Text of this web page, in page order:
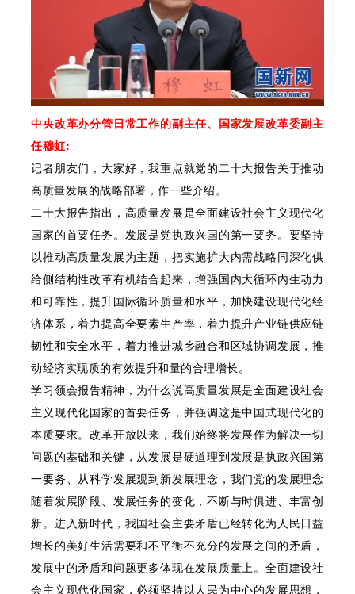
中央改革办分管日常工作的副主任、国家发展改革委副主
任穆虹:
记者朋友们，大家好，我重点就党的二十大报告关于推动
高质量发展的战略部署，作一些介绍。
二十大报告指出，高质量发展是全面建设社会主义现代化
国家的首要任务。发展是党执政兴国的第一要务。要坚持
以推动高质量发展为主题，把实施扩大内需战略同深化供
给侧结构性改革有机结合起来，增强国内大循环内生动力
和可靠性，提升国际循环质量和水平，加快建设现代化经
济体系，着力提高全要素生产率，着力提升产业链供应链
韧性和安全水平，着力推进城乡融合和区域协调发展，推
动经济实现质的有效提升和量的合理增长。
学习领会报告精神，为什么说高质量发展是全面建设社会
主义现代化国家的首要任务，并强调这是中国式现代化的
本质要求。改革开放以来，我们始终将发展作为解决一切
问题的基础和关键，从发展是硬道理到发展是执政兴国第
一要务、从科学发展观到新发展理念，我们党的发展理念
随着发展阶段、发展任务的变化，不断与时俱进、丰富创
新。进入新时代，我国社会主要矛盾已经转化为人民日益
增长的美好生活需要和不平衡不充分的发展之间的矛盾，
发展中的矛盾和问题更多体现在发展质量上。全面建设社
会主义现代化国家，必须坚持以人民为中心的发展思想，